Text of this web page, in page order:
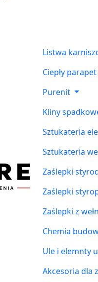
Listwa
Ciepły parapet
Purenit
Kliny
Sztukateria
Sztukateria
Zaślepki
Zaślepki
Zaślepki z
Chemia
Ule i elemnty
Akcesoria dla